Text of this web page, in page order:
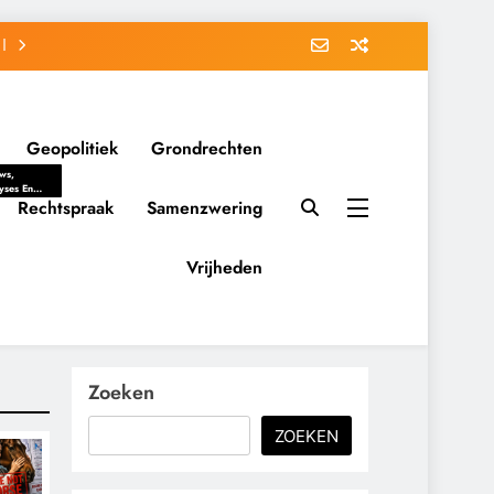
Geopolitiek Grondrechten
En
Politieke
Belangen
Rechtspraak Samenzwering
Vrijheden
Zoeken
ZOEKEN